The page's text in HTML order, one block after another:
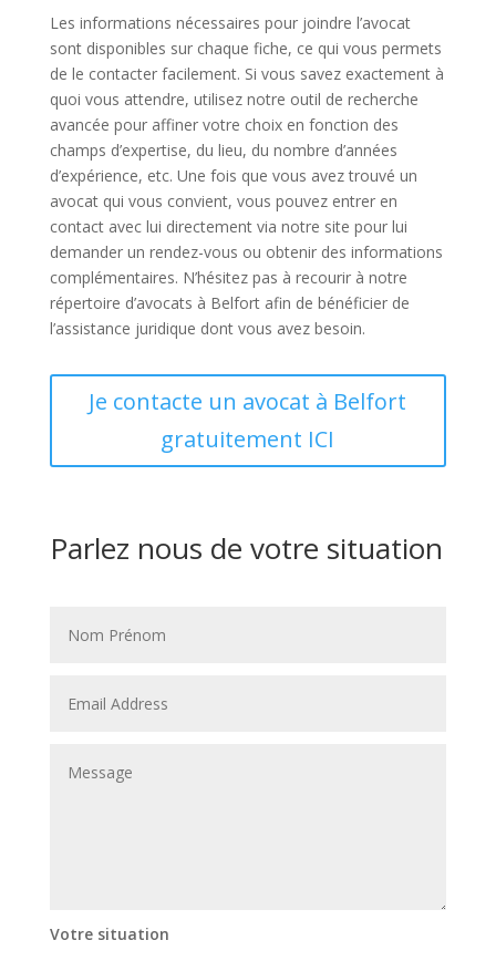
Les informations nécessaires pour joindre l’avocat
sont disponibles sur chaque fiche, ce qui vous permets
de le contacter facilement. Si vous savez exactement à
quoi vous attendre, utilisez notre outil de recherche
avancée pour affiner votre choix en fonction des
champs d’expertise, du lieu, du nombre d’années
d’expérience, etc. Une fois que vous avez trouvé un
avocat qui vous convient, vous pouvez entrer en
contact avec lui directement via notre site pour lui
demander un rendez-vous ou obtenir des informations
complémentaires. N’hésitez pas à recourir à notre
répertoire d’avocats à Belfort afin de bénéficier de
l’assistance juridique dont vous avez besoin.
Je contacte un avocat à Belfort
gratuitement ICI
Parlez nous de votre situation
Votre situation